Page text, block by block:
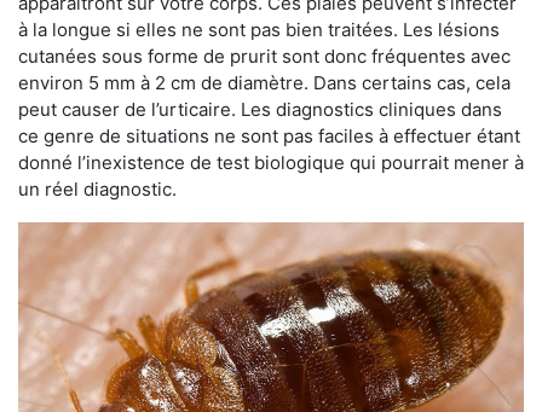
à la longue si elles ne sont pas bien traitées. Les lésions
cutanées sous forme de prurit sont donc fréquentes avec
environ 5 mm à 2 cm de diamètre. Dans certains cas, cela
peut causer de l’urticaire. Les diagnostics cliniques dans
ce genre de situations ne sont pas faciles à effectuer étant
donné l’inexistence de test biologique qui pourrait mener à
un réel diagnostic.